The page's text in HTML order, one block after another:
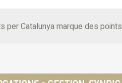
per Catalunya marque des points